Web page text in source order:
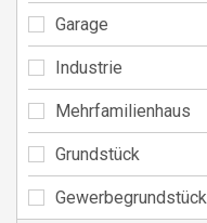
Garage
Industrie
Mehrfamilienhaus
Grundstück
Gewerbegrundstück